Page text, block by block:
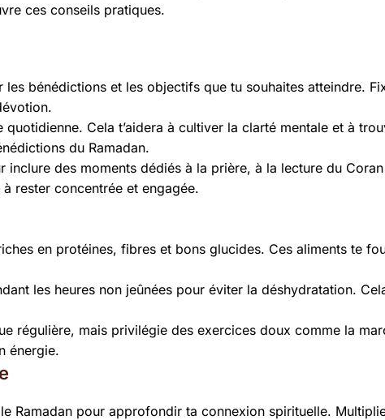
ces conseils pratiques.
bénédictions et les objectifs que tu souhaites atteindre.
Cela t’aidera à cultiver la clarté mentale et à
du Ramadan.
inclure des moments dédiés à la prière, à la lecture du
rester concentrée et engagée.
en protéines, fibres et bons glucides. Ces aliments te
les heures non jeûnées pour éviter la déshydratation.
régulière, mais privilégie des exercices doux comme la
énergie.
Ramadan pour approfondir ta connexion spirituelle.